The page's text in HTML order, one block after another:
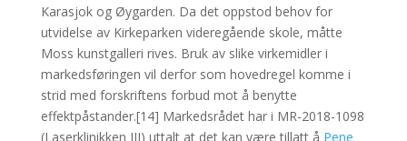
Karasjok og Øygarden. Da det oppstod behov for
utvidelse av Kirkeparken videregående skole, måtte
Moss kunstgalleri rives. Bruk av slike virkemidler i
markedsføringen vil derfor som hovedregel komme i
strid med forskriftens forbud mot å benytte
effektpåstander.[14] Markedsrådet har i MR-2018-1098
(Laserklinikken III) uttalt at det kan være tillatt å Pene